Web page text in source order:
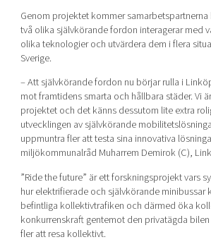
Current offers and activities
Funding opportunities
Our clusters
Reach out to us
Locations
Genom projektet kommer samarbetspartnerna
två olika självkörande fordon interagerar med
olika teknologier och utvärdera dem i flera
Sverige.
– Att självkörande fordon nu börjar rulla i
mot framtidens smarta och hållbara städer. Vi
projektet och det känns dessutom lite extra
utvecklingen av självkörande
uppmuntra fler att testa sina innovativa
miljökommunalråd Muharrem Demirok (C),
”Ride the future” är ett forskningsprojekt vars
hur elektrifierade och självkörande minibussar
befintliga kollektivtrafiken och därmed öka
konkurrenskraft gentemot den privatägda
fler att resa kollektivt.